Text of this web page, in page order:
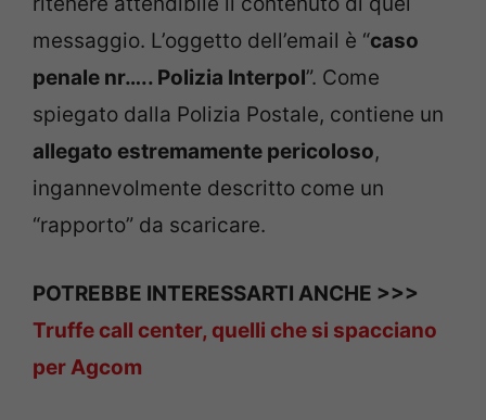
messaggio. L’oggetto dell’email è “caso
penale nr….. Polizia Interpol”. Come
spiegato dalla Polizia Postale, contiene un
allegato estremamente pericoloso,
ingannevolmente descritto come un
“rapporto” da scaricare.
POTREBBE INTERESSARTI ANCHE >>>
Truffe call center, quelli che si spacciano
per Agcom